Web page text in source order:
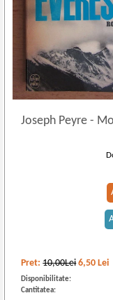
Joseph Peyre-
Pret:10,00Lei 6,50 Lei
Disponibilitate:
Cantitatea: